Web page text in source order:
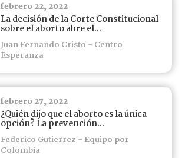
febrero 22, 2022
La decisión de la Corte Constitucional
sobre el aborto abre el...
Juan Fernando Cristo - Centro
Esperanza
febrero 27, 2022
¿Quién dijo que el aborto es la única
opción? La prevención...
Federico Gutierrez - Equipo por
Colombia